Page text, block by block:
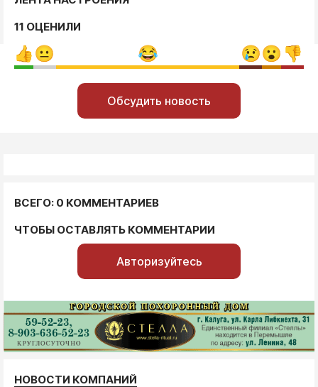
11 ОЦЕНИЛИ
Обсудить новость
ВСЕГО: 0 КОММЕНТАРИЕВ
ЧТОБЫ ОСТАВЛЯТЬ КОММЕНТАРИИ
Авторизуйтесь
НОВОСТИ КОМПАНИЙ